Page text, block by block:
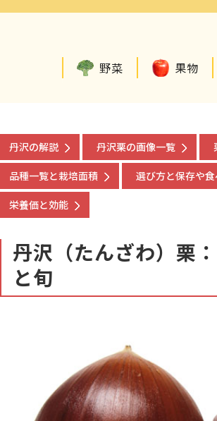
野菜 果物
丹沢の解説 丹沢栗の画像一覧
品種一覧と栽培面積 選び方と保存や
栄養価と効能
丹沢（たんざわ）栗
と旬